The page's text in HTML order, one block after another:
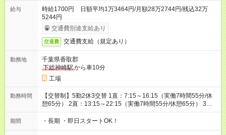
給与
時給1700円 日額平均1万3464円/月額28万2744円/残込32万
5244円
交通費別途支給あり
交通費 交通費支給（規定あり）
勤務地
千葉県香取郡
下総神崎駅から車10分
工場
勤務時間
【交替制】5勤2休3交替 1直：7:15～16:15（実働7時間55分/休
憩65分） 2直：13:15～22:15（実働7時間55分/休憩65分） 3
直：22:15～翌7:15（実働7時間55分/休憩65分）
期間 ・長期 ・即日スタートOK！